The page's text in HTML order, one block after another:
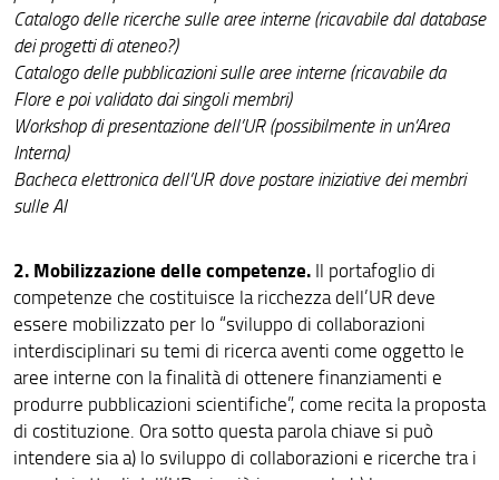
Catalogo delle ricerche sulle aree interne (ricavabile dal database
dei progetti di ateneo?)
Catalogo delle pubblicazioni sulle aree interne (ricavabile da
Flore e poi validato dai singoli membri)
Workshop di presentazione dell’UR (possibilmente in un’Area
Interna)
Bacheca elettronica dell’UR dove postare iniziative dei membri
sulle AI
2. Mobilizzazione delle competenze.Il portafoglio di
competenze che costituisce la ricchezza dell’UR deve
essere mobilizzato per lo “sviluppo di collaborazioni
interdisciplinari su temi di ricerca aventi come oggetto le
aree interne con la finalità di ottenere finanziamenti e
produrre pubblicazioni scientifiche”, come recita la proposta
di costituzione. Ora sotto questa parola chiave si può
intendere sia a) lo sviluppo di collaborazioni e ricerche tra i